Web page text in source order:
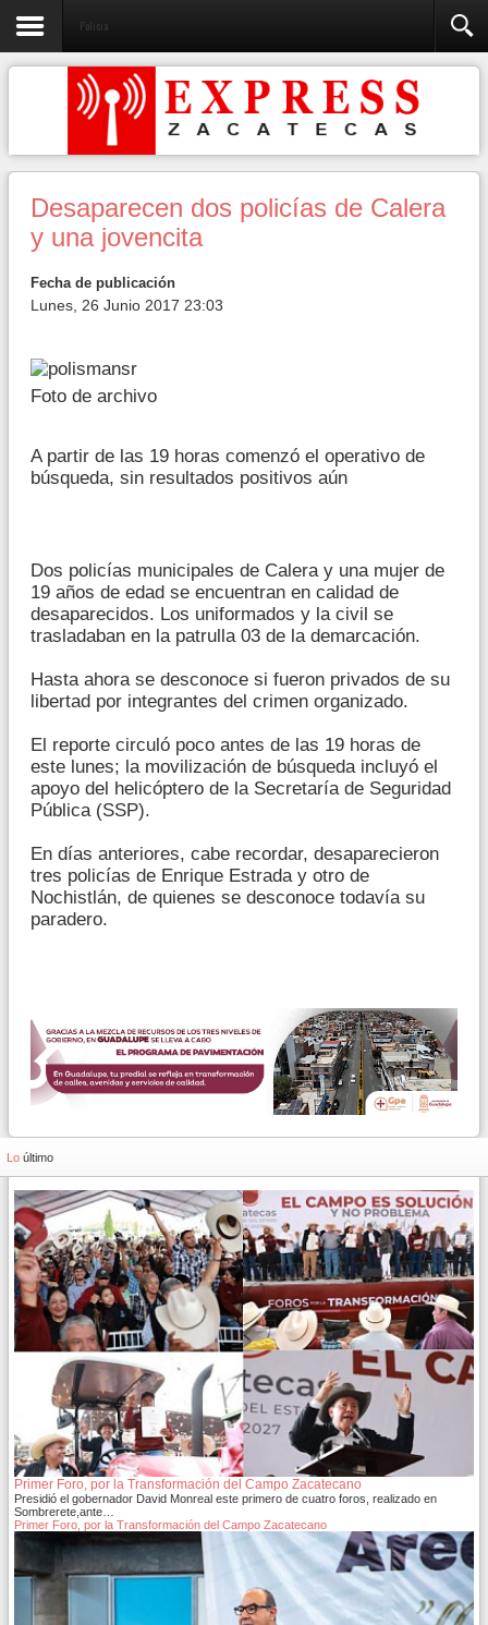
Policia
Desaparecen dos policías de Calera
y una jovencita
Fecha de publicación
Lunes, 26 Junio 2017 23:03
Foto de archivo
A partir de las 19 horas comenzó el operativo de
búsqueda, sin resultados positivos aún
Dos policías municipales de Calera y una mujer de
19 años de edad se encuentran en calidad de
desaparecidos. Los uniformados y la civil se
trasladaban en la patrulla 03 de la demarcación.
Hasta ahora se desconoce si fueron privados de su
libertad por integrantes del crimen organizado.
El reporte circuló poco antes de las 19 horas de
este lunes; la movilización de búsqueda incluyó el
apoyo del helicóptero de la Secretaría de Seguridad
Pública (SSP).
En días anteriores, cabe recordar, desaparecieron
tres policías de Enrique Estrada y otro de
Nochistlán, de quienes se desconoce todavía su
paradero.
Lo último
Primer Foro, por la Transformación del Campo Zacatecano
Presidió el gobernador David Monreal este primero de cuatro foros, realizado en
Sombrerete,ante…
Primer Foro, por la Transformación del Campo Zacatecano